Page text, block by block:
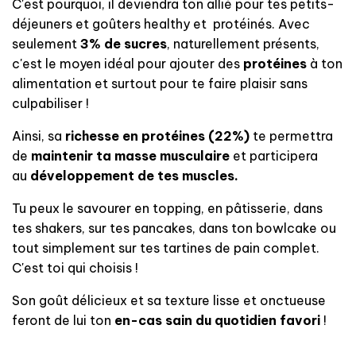
C'est pourquoi, il deviendra ton allié pour tes petits-
déjeuners et goûters healthy et protéinés. Avec
seulement 3% de sucres, naturellement présents,
c'est le moyen idéal pour ajouter des protéines à ton
alimentation et surtout pour te faire plaisir sans
culpabiliser !
Ainsi, sa richesse en protéines (22%) te permettra
de maintenir ta masse musculaire et participera
au développement de tes muscles.
Tu peux le savourer en topping, en pâtisserie, dans
tes shakers, sur tes pancakes, dans ton bowlcake ou
tout simplement sur tes tartines de pain complet.
C'est toi qui choisis !
Son goût délicieux et sa texture lisse et onctueuse
feront de lui ton en-cas sain du quotidien favori !